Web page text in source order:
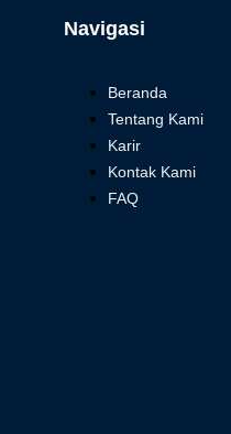
Navigasi
Beranda
Tentang Kami
Karir
Kontak Kami
FAQ